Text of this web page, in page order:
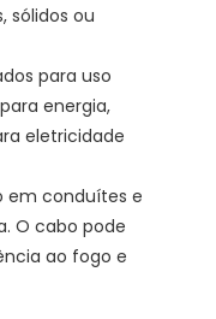
​​para uso
energia,
em conduítes e
O cabo pode
ao fogo e